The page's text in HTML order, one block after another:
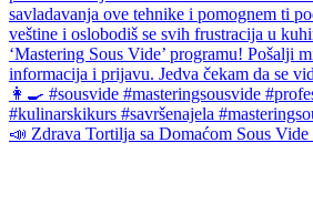
📣 Zdrava Tortilja sa Domaćom Sous Vide